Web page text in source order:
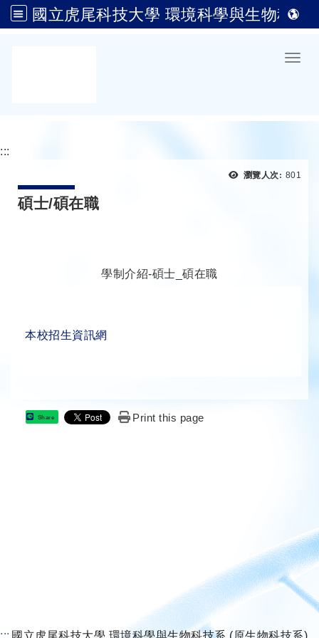
國立虎尾科技大學 環境科學與生物科技系(原生物科技系)
:::
瀏覽人次: 瀏覽
801
碩士/碩在職
學制介紹-碩士_碩在職
本校招生資訊網
Share Print this page
::: 國立虎尾科技大學 環境科學與生物科技系 (原生物科技系)